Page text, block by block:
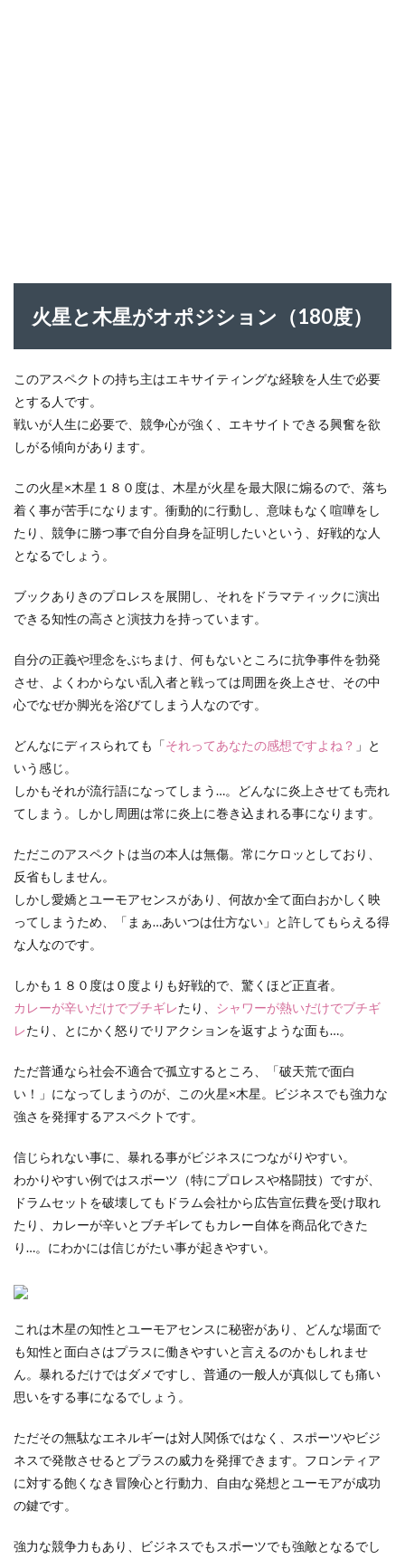
火星と木星がオポジション（180度）
このアスペクトの持ち主はエキサイティングな経験を人生で必要
とする人です。
戦いが人生に必要で、競争心が強く、エキサイトできる興奮を欲
しがる傾向があります。
この火星×木星１８０度は、木星が火星を最大限に煽るので、落ち
着く事が苦手になります。衝動的に行動し、意味もなく喧嘩をし
たり、競争に勝つ事で自分自身を証明したいという、好戦的な人
となるでしょう。
ブックありきのプロレスを展開し、それをドラマティックに演出
できる知性の高さと演技力を持っています。
自分の正義や理念をぶちまけ、何もないところに抗争事件を勃発
させ、よくわからない乱入者と戦っては周囲を炎上させ、その中
心でなぜか脚光を浴びてしまう人なのです。
どんなにディスられても「それってあなたの感想ですよね？ 」と
いう感じ。
しかもそれが流行語になってしまう…。どんなに炎上させても売れ
てしまう。しかし周囲は常に炎上に巻き込まれる事になります。
ただこのアスペクトは当の本人は無傷。常にケロッとしており、
反省もしません。
しかし愛嬌とユーモアセンスがあり、何故か全て面白おかしく映
ってしまうため、「まぁ…あいつは仕方ない」と許してもらえる得
な人なのです。
しかも１８０度は０度よりも好戦的で、驚くほど正直者。
カレーが辛いだけでブチギレたり、 シャワーが熱いだけでブチギ
レたり、とにかく怒りでリアクションを返すような面も…。
ただ普通なら社会不適合で孤立するところ、「破天荒で面白
い！」になってしまうのが、この火星×木星。ビジネスでも強力な
強さを発揮するアスペクトです。
信じられない事に、暴れる事がビジネスにつながりやすい。
わかりやすい例ではスポーツ（特にプロレスや格闘技）ですが、
ドラムセットを破壊してもドラム会社から広告宣伝費を受け取れ
たり、カレーが辛いとブチギレてもカレー自体を商品化できた
り…。にわかには信じがたい事が起きやすい。
これは木星の知性とユーモアセンスに秘密があり、どんな場面で
も知性と面白さはプラスに働きやすいと言えるのかもしれませ
ん。暴れるだけではダメですし、普通の一般人が真似しても痛い
思いをする事になるでしょう。
ただその無駄なエネルギーは対人関係ではなく、スポーツやビジ
ネスで発散させるとプラスの威力を発揮できます。フロンティア
に対する飽くなき冒険心と行動力、自由な発想とユーモアが成功
の鍵です。
強力な競争力もあり、ビジネスでもスポーツでも強敵となるでし